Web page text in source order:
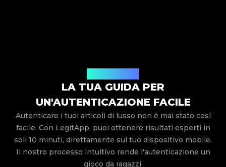
LA TUA GUIDA PER
UN'AUTENTICAZIONE FACILE
Autenticare i tuoi articoli di lusso non è mai stato così
facile. Con LegitApp, puoi ottenere risultati esperti in
soli 10 minuti, direttamente sul tuo dispositivo mobile.
Il nostro processo intuitivo rende l'autenticazione un
gioco da ragazzi.